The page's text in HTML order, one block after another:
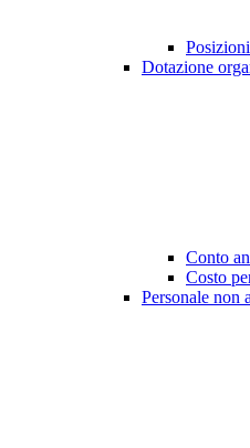
Dotazione
Conto
Costo
Personale non